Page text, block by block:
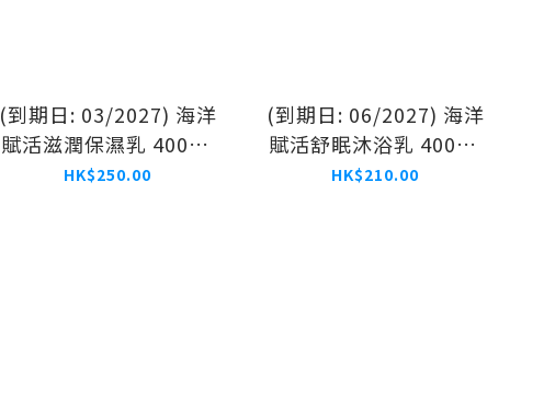
(到期日: 03/2027) 海洋
賦活滋潤保濕乳 400ml
(面部及身體適用)
HK$250.00
(到期日: 06/2027) 海洋
賦活舒眠沐浴乳 400ml
(面部及身體適用)
HK$210.00